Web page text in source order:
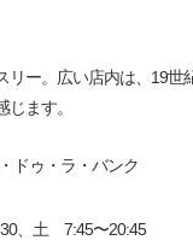
リー。広い店内は、19世
ます。
ドゥ・ラ・バンク
、土 7:45〜20:45